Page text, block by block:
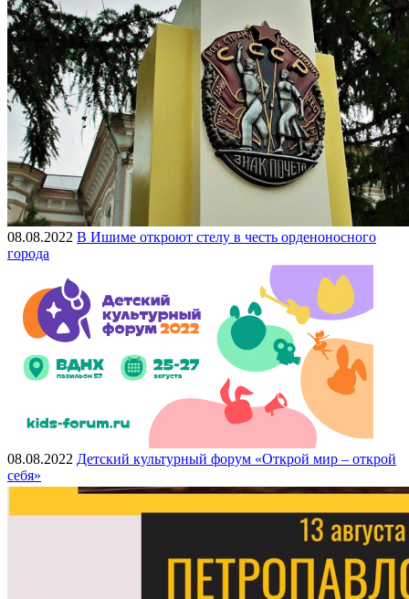
08.08.2022 В Ишиме откроют стелу в честь орденоносного
города
08.08.2022 Детский культурный форум «Открой мир – открой
себя»